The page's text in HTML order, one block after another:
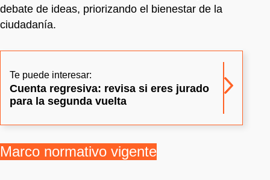
debate de ideas, priorizando el bienestar de la
ciudadanía.
Te puede interesar:
Cuenta regresiva: revisa si eres jurado
para la segunda vuelta
Marco normativo vigente